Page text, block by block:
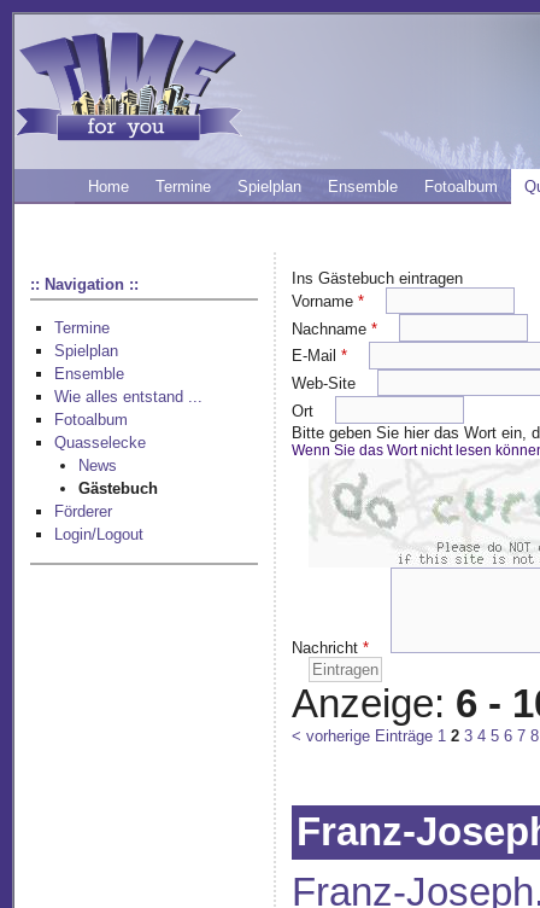
Home Termine Spielplan Ensemble Fotoalbum
:: Navigation ::
Termine
Spielplan
Ensemble
Wie alles entstand ...
Fotoalbum
Quasselecke
News
Gästebuch
Förderer
Login/Logout
Ins Gästebuch eintragen
Vorname*
Nachname*
E-Mail*
Web-Site
Ort
Bitte geben Sie hier das Wort ein,
Wenn Sie das Wort nicht lesen
Nachricht*
Anzeige: 6 -
< vorherige Einträge 1 2 3 4 5 6 7 8
Franz-
Franz-